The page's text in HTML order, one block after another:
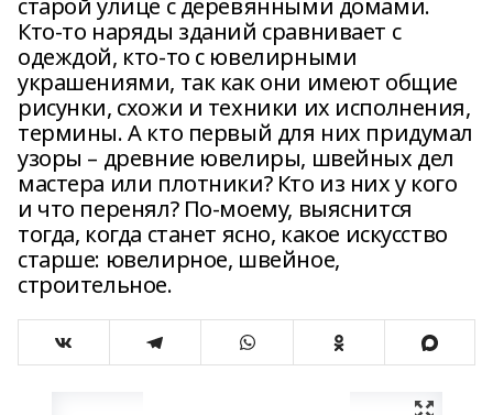
старой улице с деревянными домами.
Кто-то наряды зданий сравнивает с
одеждой, кто-то с ювелирными
украшениями, так как они имеют общие
рисунки, схожи и техники их исполнения,
термины. А кто первый для них придумал
узоры – древние ювелиры, швейных дел
мастера или плотники? Кто из них у кого
и что перенял? По-моему, выяснится
тогда, когда станет ясно, какое искусство
старше: ювелирное, швейное,
строительное.